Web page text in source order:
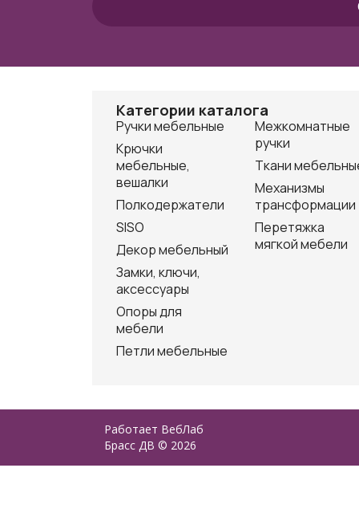
Категории каталога
Ручки мебельные
Крючки
мебельные,
вешалки
Полкодержатели
SISO
Декор мебельный
Замки, ключи,
аксессуары
Опоры для
мебели
Петли мебельные
Межкомнатные
ручки
Ткани
Механизмы
трансформации
Перетяжка
мягкой мебели
Работает ВебЛаб
Брасс ДВ © 2026